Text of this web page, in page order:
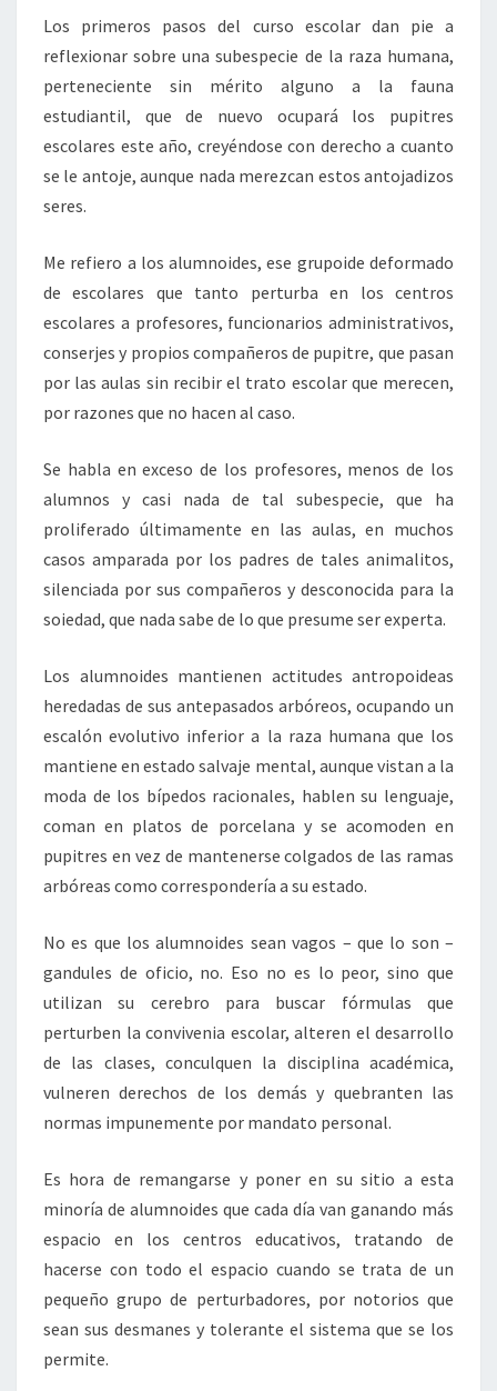
Los primeros pasos del curso escolar dan pie a
reflexionar sobre una subespecie de la raza humana,
perteneciente sin mérito alguno a la fauna
estudiantil, que de nuevo ocupará los pupitres
escolares este año, creyéndose con derecho a cuanto
se le antoje, aunque nada merezcan estos antojadizos
seres.
Me refiero a los alumnoides, ese grupoide deformado
de escolares que tanto perturba en los centros
escolares a profesores, funcionarios administrativos,
conserjes y propios compañeros de pupitre, que pasan
por las aulas sin recibir el trato escolar que merecen,
por razones que no hacen al caso.
Se habla en exceso de los profesores, menos de los
alumnos y casi nada de tal subespecie, que ha
proliferado últimamente en las aulas, en muchos
casos amparada por los padres de tales animalitos,
silenciada por sus compañeros y desconocida para la
soiedad, que nada sabe de lo que presume ser experta.
Los alumnoides mantienen actitudes antropoideas
heredadas de sus antepasados arbóreos, ocupando un
escalón evolutivo inferior a la raza humana que los
mantiene en estado salvaje mental, aunque vistan a la
moda de los bípedos racionales, hablen su lenguaje,
coman en platos de porcelana y se acomoden en
pupitres en vez de mantenerse colgados de las ramas
arbóreas como correspondería a su estado.
No es que los alumnoides sean vagos – que lo son –
gandules de oficio, no. Eso no es lo peor, sino que
utilizan su cerebro para buscar fórmulas que
perturben la convivenia escolar, alteren el desarrollo
de las clases, conculquen la disciplina académica,
vulneren derechos de los demás y quebranten las
normas impunemente por mandato personal.
Es hora de remangarse y poner en su sitio a esta
minoría de alumnoides que cada día van ganando más
espacio en los centros educativos, tratando de
hacerse con todo el espacio cuando se trata de un
pequeño grupo de perturbadores, por notorios que
sean sus desmanes y tolerante el sistema que se los
permite.